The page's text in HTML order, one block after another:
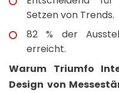
Setzen von Trends.
82 % der
erreicht.
Warum Triumfo
Design von